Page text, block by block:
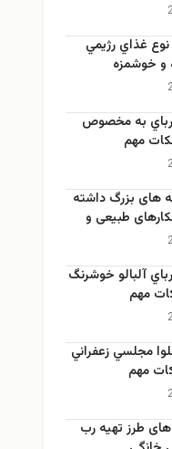
طرز تهيه 8 نوع غذاي رژيمي
و خوشمزه
به مخصوص
مهم
های بزرگ داشته
طبیعی و
کردن سینه
آلبالو خوشرنگ
مهم
مجلسي زعفراني
مهم
طرز تهیه رب